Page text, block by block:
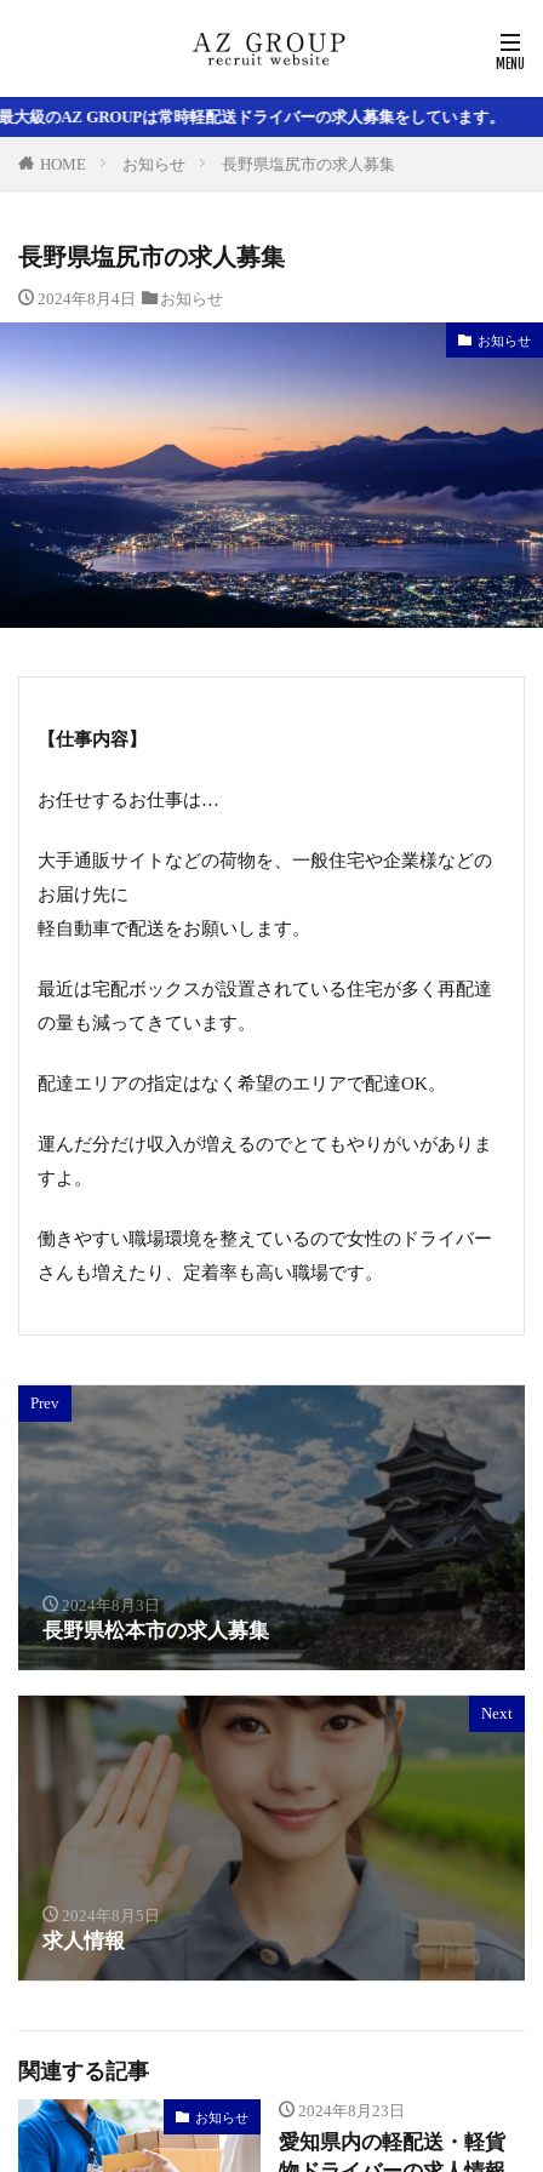
配送ドライバーの求人募集をしています。
HOME お知らせ 長野県塩尻市の求人募集
長野県塩尻市の求人募集
2024年8月4日 お知らせ
お知らせ
【仕事内容】
お任せするお仕事は…
大手通販サイトなどの荷物を、一般住宅や企業様などの
お届け先に
軽自動車で配送をお願いします。
最近は宅配ボックスが設置されている住宅が多く再配達
の量も減ってきています。
配達エリアの指定はなく希望のエリアで配達OK。
運んだ分だけ収入が増えるのでとてもやりがいがありま
すよ。
働きやすい職場環境を整えているので女性のドライバー
さんも増えたり、定着率も高い職場です。
Prev
2024年8月3日
長野県松本市の求人募集
Next
2024年8月5日
求人情報
関連する記事
お知らせ 2024年8月23日
愛知県内の軽配送・軽貨